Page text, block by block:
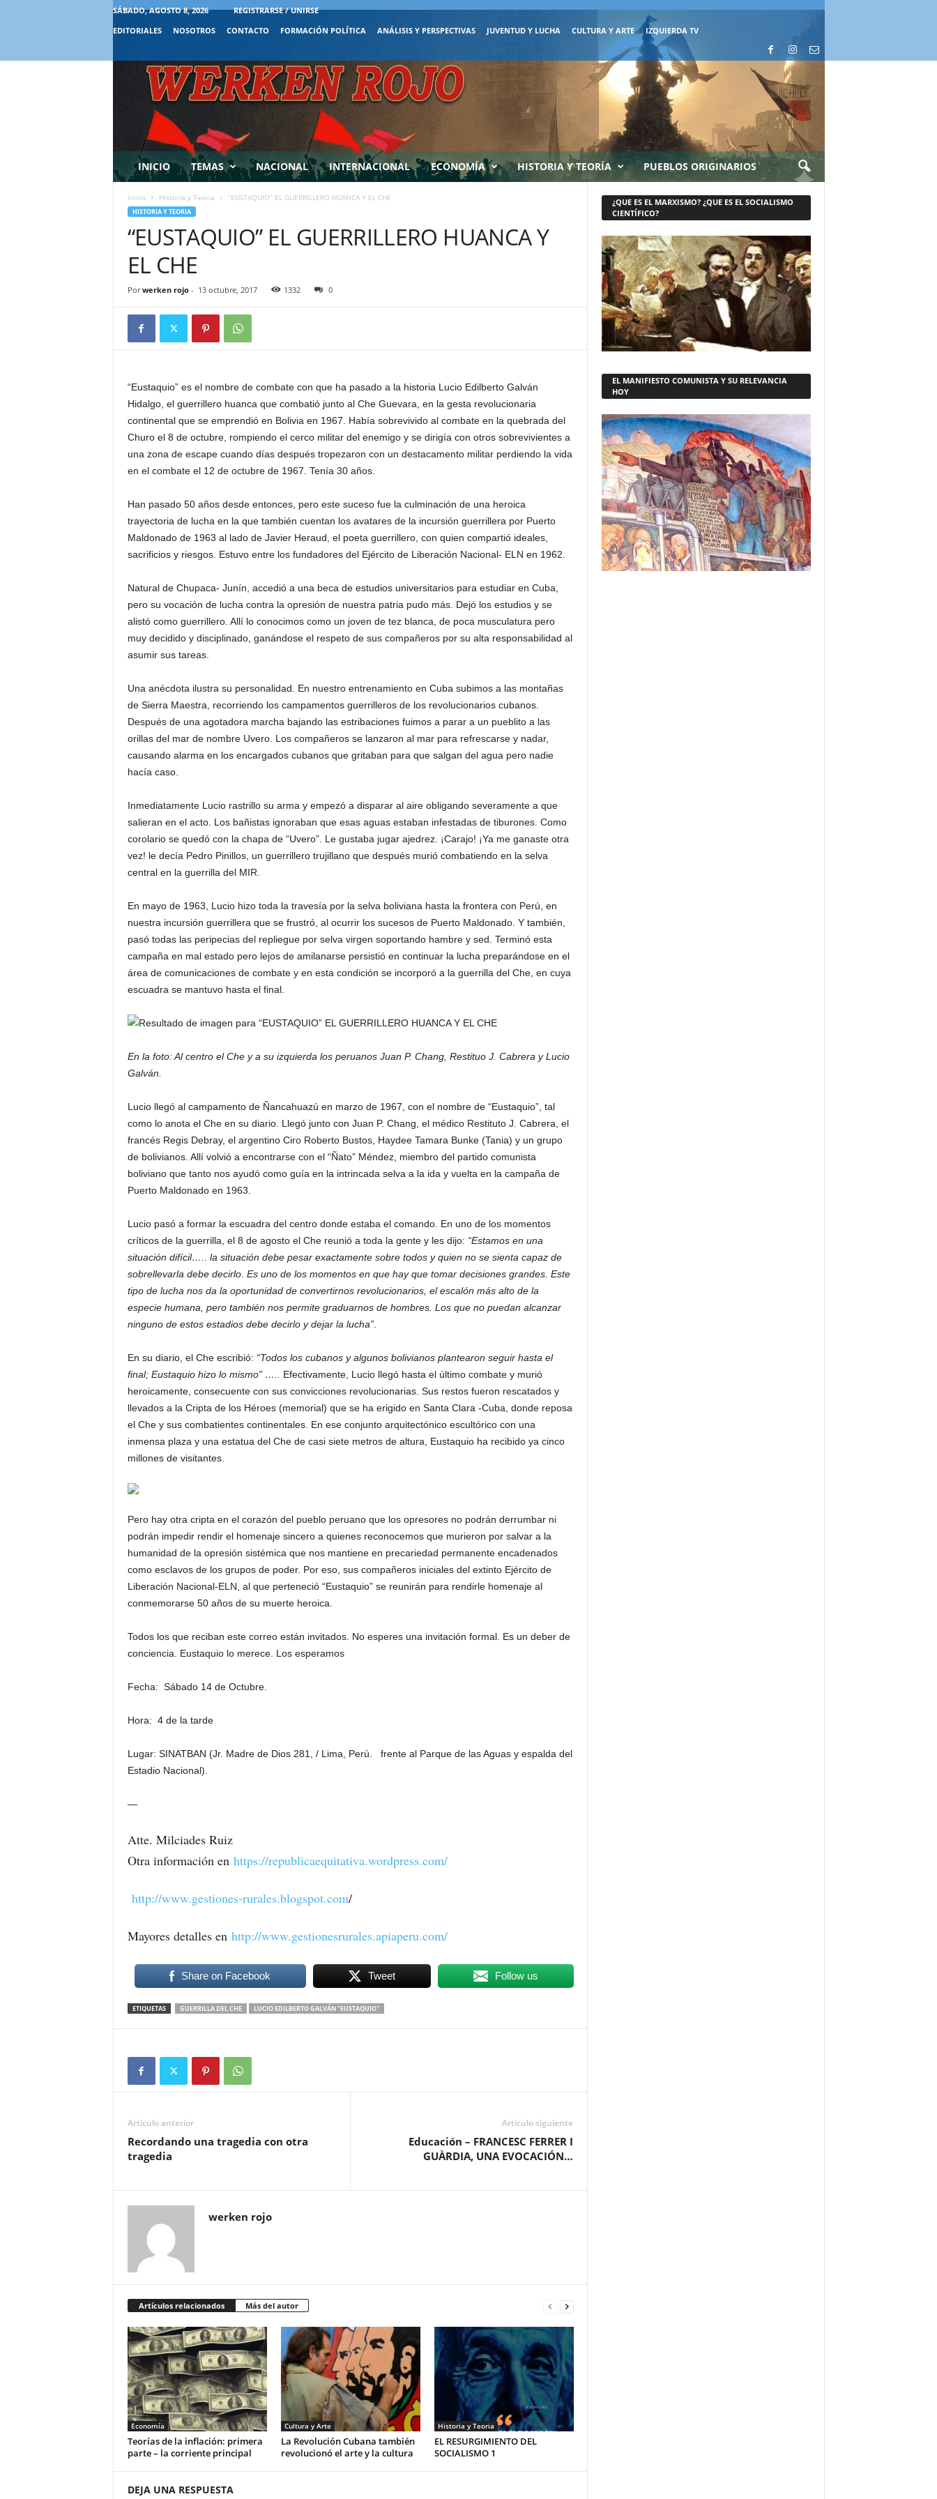
SÁBADO, AGOSTO 8, 2026
REGISTRARSE / UNIRSE
EDITORIALES
NOSOTROS CONTACTO FORMACIÓN POLÍTICA ANÁLISIS Y PERSPECTIVAS JUVENTUD Y LUCHA CULTURA Y ARTE IZQUIERDA TV
INICIO TEMAS NACIONAL INTERNACIONAL ECONOMÍA HISTORIA Y TEORÍA PUEBLOS ORIGINARIOS
Inicio Historia y Teoria “EUSTAQUIO” EL GUERRILLERO HUANCA Y EL CHE
HISTORIA Y TEORIA
“EUSTAQUIO” EL GUERRILLERO HUANCA Y
EL CHE
Por werken rojo- 13 octubre, 2017 1332 0
“Eustaquio” es el nombre de combate con que ha pasado a la historia Lucio Edilberto Galván
Hidalgo, el guerrillero huanca que combatió junto al Che Guevara, en la gesta revolucionaria
continental que se emprendió en Bolivia en 1967. Había sobrevivido al combate en la quebrada del
Churo el 8 de octubre, rompiendo el cerco militar del enemigo y se dirigía con otros sobrevivientes a
una zona de escape cuando días después tropezaron con un destacamento militar perdiendo la vida
en el combate el 12 de octubre de 1967. Tenía 30 años.
Han pasado 50 años desde entonces, pero este suceso fue la culminación de una heroica
trayectoria de lucha en la que también cuentan los avatares de la incursión guerrillera por Puerto
Maldonado de 1963 al lado de Javier Heraud, el poeta guerrillero, con quien compartió ideales,
sacrificios y riesgos. Estuvo entre los fundadores del Ejército de Liberación Nacional- ELN en 1962.
Natural de Chupaca- Junín, accedió a una beca de estudios universitarios para estudiar en Cuba,
pero su vocación de lucha contra la opresión de nuestra patria pudo más. Dejó los estudios y se
alistó como guerrillero. Allí lo conocimos como un joven de tez blanca, de poca musculatura pero
muy decidido y disciplinado, ganándose el respeto de sus compañeros por su alta responsabilidad al
asumir sus tareas.
Una anécdota ilustra su personalidad. En nuestro entrenamiento en Cuba subimos a las montañas
de Sierra Maestra, recorriendo los campamentos guerrilleros de los revolucionarios cubanos.
Después de una agotadora marcha bajando las estribaciones fuimos a parar a un pueblito a las
orillas del mar de nombre Uvero. Los compañeros se lanzaron al mar para refrescarse y nadar,
causando alarma en los encargados cubanos que gritaban para que salgan del agua pero nadie
hacía caso.
Inmediatamente Lucio rastrillo su arma y empezó a disparar al aire obligando severamente a que
salieran en el acto. Los bañistas ignoraban que esas aguas estaban infestadas de tiburones. Como
corolario se quedó con la chapa de “Uvero”. Le gustaba jugar ajedrez. ¡Carajo! ¡Ya me ganaste otra
vez! le decía Pedro Pinillos, un guerrillero trujillano que después murió combatiendo en la selva
central en la guerrilla del MIR.
En mayo de 1963, Lucio hizo toda la travesía por la selva boliviana hasta la frontera con Perú, en
nuestra incursión guerrillera que se frustró, al ocurrir los sucesos de Puerto Maldonado. Y también,
pasó todas las peripecias del repliegue por selva virgen soportando hambre y sed. Terminó esta
campaña en mal estado pero lejos de amilanarse persistió en continuar la lucha preparándose en el
área de comunicaciones de combate y en esta condición se incorporó a la guerrilla del Che, en cuya
escuadra se mantuvo hasta el final.
En la foto: Al centro el Che y a su izquierda los peruanos Juan P. Chang, Restituo J. Cabrera y Lucio
Galván.
Lucio llegó al campamento de Ñancahuazú en marzo de 1967, con el nombre de “Eustaquio”, tal
como lo anota el Che en su diario. Llegó junto con Juan P. Chang, el médico Restituto J. Cabrera, el
francés Regis Debray, el argentino Ciro Roberto Bustos, Haydee Tamara Bunke (Tania) y un grupo
de bolivianos. Allí volvió a encontrarse con el “Ñato” Méndez, miembro del partido comunista
boliviano que tanto nos ayudó como guía en la intrincada selva a la ida y vuelta en la campaña de
Puerto Maldonado en 1963.
Lucio pasó a formar la escuadra del centro donde estaba el comando. En uno de los momentos
críticos de la guerrilla, el 8 de agosto el Che reunió a toda la gente y les dijo: “Estamos en una
situación difícil….. la situación debe pesar exactamente sobre todos y quien no se sienta capaz de
sobrellevarla debe decirlo. Es uno de los momentos en que hay que tomar decisiones grandes. Este
tipo de lucha nos da la oportunidad de convertirnos revolucionarios, el escalón más alto de la
especie humana, pero también nos permite graduarnos de hombres. Los que no puedan alcanzar
ninguno de estos estadios debe decirlo y dejar la lucha”.
En su diario, el Che escribió: “Todos los cubanos y algunos bolivianos plantearon seguir hasta el
final; Eustaquio hizo lo mismo” ….. Efectivamente, Lucio llegó hasta el último combate y murió
heroicamente, consecuente con sus convicciones revolucionarias. Sus restos fueron rescatados y
llevados a la Cripta de los Héroes (memorial) que se ha erigido en Santa Clara -Cuba, donde reposa
el Che y sus combatientes continentales. En ese conjunto arquitectónico escultórico con una
inmensa plaza y una estatua del Che de casi siete metros de altura, Eustaquio ha recibido ya cinco
millones de visitantes.
Pero hay otra cripta en el corazón del pueblo peruano que los opresores no podrán derrumbar ni
podrán impedir rendir el homenaje sincero a quienes reconocemos que murieron por salvar a la
humanidad de la opresión sistémica que nos mantiene en precariedad permanente encadenados
como esclavos de los grupos de poder. Por eso, sus compañeros iniciales del extinto Ejército de
Liberación Nacional-ELN, al que perteneció “Eustaquio” se reunirán para rendirle homenaje al
conmemorarse 50 años de su muerte heroica.
Todos los que reciban este correo están invitados. No esperes una invitación formal. Es un deber de
conciencia. Eustaquio lo merece. Los esperamos
Fecha: Sábado 14 de Octubre.
Hora: 4 de la tarde
Lugar: SINATBAN (Jr. Madre de Dios 281, / Lima, Perú. frente al Parque de las Aguas y espalda del
Estadio Nacional).
—
Atte. Milciades Ruiz
Otra información en https://republicaequitativa.wordpress.com/
http://www.gestiones-rurales.blogspot.com/
Mayores detalles en http://www.gestionesrurales.apiaperu.com/
Share on Facebook Tweet Follow us
ETIQUETAS GUERRILLA DEL CHE LUCIO EDILBERTO GALVÁN "EUSTAQUIO"
Artículo anterior
Recordando una tragedia con otra
tragedia
Artículo siguiente
Educación – FRANCESC FERRER I
GUÀRDIA, UNA EVOCACIÓN…
werken rojo
Artículos relacionados Más del autor
Economía
Teorías de la inflación: primera
parte – la corriente principal
Cultura y Arte
La Revolución Cubana también
revolucionó el arte y la cultura
Historia y Teoria
EL RESURGIMIENTO DEL
SOCIALISMO 1
DEJA UNA RESPUESTA
¿QUE ES EL MARXISMO? ¿QUE ES EL SOCIALISMO
CIENTÍFICO?
EL MANIFIESTO COMUNISTA Y SU RELEVANCIA
HOY